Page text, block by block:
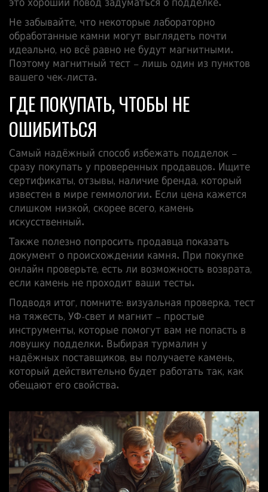
это хороший повод задуматься о подделке.
Не забывайте, что некоторые лабораторно
обработанные камни могут выглядеть почти
идеально, но всё равно не будут магнитными.
Поэтому магнитный тест – лишь один из пунктов
вашего чек‑листа.
ГДЕ ПОКУПАТЬ, ЧТОБЫ НЕ
ОШИБИТЬСЯ
Самый надёжный способ избежать подделок –
сразу покупать у проверенных продавцов. Ищите
сертификаты, отзывы, наличие бренда, который
известен в мире геммологии. Если цена кажется
слишком низкой, скорее всего, камень
искусственный.
Также полезно попросить продавца показать
документ о происхождении камня. При покупке
онлайн проверьте, есть ли возможность возврата,
если камень не проходит ваши тесты.
Подводя итог, помните: визуальная проверка, тест
на тяжесть, УФ‑свет и магнит – простые
инструменты, которые помогут вам не попасть в
ловушку подделки. Выбирая турмалин у
надёжных поставщиков, вы получаете камень,
который действительно будет работать так, как
обещают его свойства.